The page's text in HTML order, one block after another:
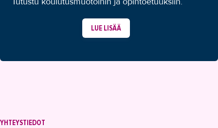
LUE LISÄÄ
YHTEYSTIEDOT